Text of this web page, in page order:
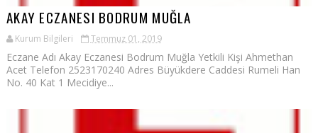
AKAY ECZANESI BODRUM MUĞLA
Kurum Bilgileri Temmuz 01, 2019
Eczane Adı Akay Eczanesi Bodrum Muğla Yetkili Kişi Ahmethan
Acet Telefon 2523170240 Adres Büyükdere Caddesi Rumeli Han
No. 40 Kat 1 Mecidiye...